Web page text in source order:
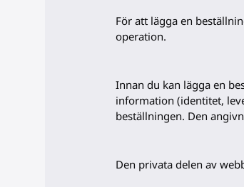
För att lägga en
operation.
Innan du kan lägga en
information (identitet,
beställningen. Den
Den privata delen av